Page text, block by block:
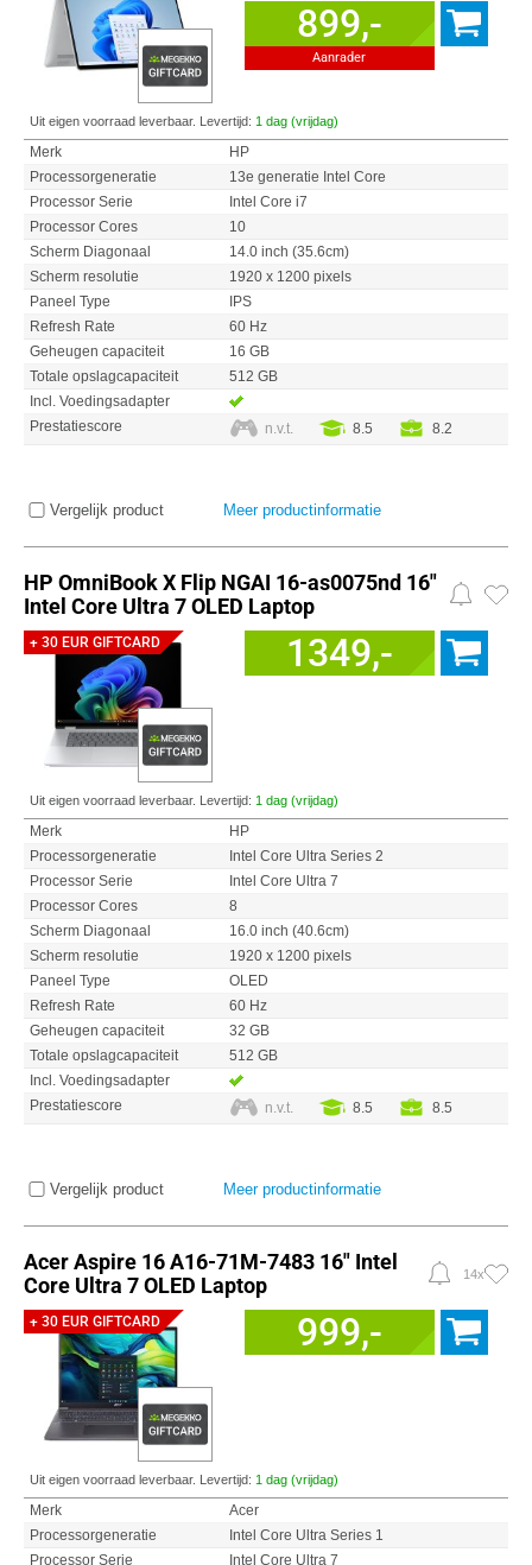
899,-
Aanrader
Uit eigen voorraad leverbaar. Levertijd: 1 dag (vrijdag)
Merk
HP
Processorgeneratie
13e generatie Intel Core
Processor Serie
Intel Core i7
Processor Cores
10
Scherm Diagonaal
14.0 inch (35.6cm)
Scherm resolutie
1920 x 1200 pixels
Paneel Type
IPS
Refresh Rate
60 Hz
Geheugen capaciteit
16 GB
Totale opslagcapaciteit
512 GB
Incl. Voedingsadapter
Prestatiescore
n.v.t. 8.5 8.2
Vergelijk product Meer productinformatie
HP OmniBook X Flip NGAI 16-as0075nd 16"
Intel Core Ultra 7 OLED Laptop
+ 30 EUR GIFTCARD 1349,-
Uit eigen voorraad leverbaar. Levertijd: 1 dag (vrijdag)
Merk
HP
Processorgeneratie
Intel Core Ultra Series 2
Processor Serie
Intel Core Ultra 7
Processor Cores
8
Scherm Diagonaal
16.0 inch (40.6cm)
Scherm resolutie
1920 x 1200 pixels
Paneel Type
OLED
Refresh Rate
60 Hz
Geheugen capaciteit
32 GB
Totale opslagcapaciteit
512 GB
Incl. Voedingsadapter
Prestatiescore
n.v.t. 8.5 8.5
Vergelijk product Meer productinformatie
Acer Aspire 16 A16-71M-7483 16" Intel
Core Ultra 7 OLED Laptop
14x
+ 30 EUR GIFTCARD 999,-
Uit eigen voorraad leverbaar. Levertijd: 1 dag (vrijdag)
Merk
Acer
Processorgeneratie
Intel Core Ultra Series 1
Processor Serie
Intel Core Ultra 7